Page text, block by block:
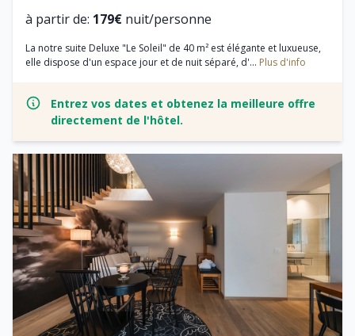
à partir de: 179€ nuit/personne
La notre suite Deluxe "Le Soleil" de 40 m² est élégante et luxueuse,
elle dispose d'un espace jour et de nuit séparé, d'... Plus d'info
Entrez vos dates et obtenez la meilleure offre
directement de l'hôtel.